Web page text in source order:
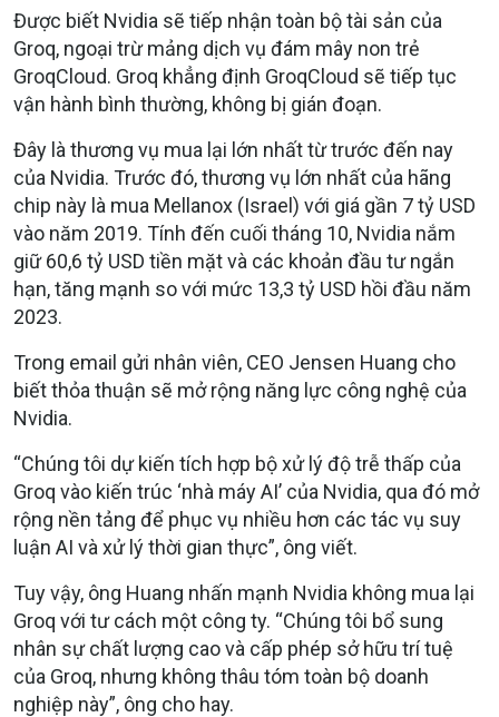
Được biết Nvidia sẽ tiếp nhận toàn bộ tài sản của
Groq, ngoại trừ mảng dịch vụ đám mây non trẻ
GroqCloud. Groq khẳng định GroqCloud sẽ tiếp tục
vận hành bình thường, không bị gián đoạn.
Đây là thương vụ mua lại lớn nhất từ trước đến nay
của Nvidia. Trước đó, thương vụ lớn nhất của hãng
chip này là mua Mellanox (Israel) với giá gần 7 tỷ USD
vào năm 2019. Tính đến cuối tháng 10, Nvidia nắm
giữ 60,6 tỷ USD tiền mặt và các khoản đầu tư ngắn
hạn, tăng mạnh so với mức 13,3 tỷ USD hồi đầu năm
2023.
Trong email gửi nhân viên, CEO Jensen Huang cho
biết thỏa thuận sẽ mở rộng năng lực công nghệ của
Nvidia.
“Chúng tôi dự kiến tích hợp bộ xử lý độ trễ thấp của
Groq vào kiến trúc ‘nhà máy AI’ của Nvidia, qua đó mở
rộng nền tảng để phục vụ nhiều hơn các tác vụ suy
luận AI và xử lý thời gian thực”, ông viết.
Tuy vậy, ông Huang nhấn mạnh Nvidia không mua lại
Groq với tư cách một công ty. “Chúng tôi bổ sung
nhân sự chất lượng cao và cấp phép sở hữu trí tuệ
của Groq, nhưng không thâu tóm toàn bộ doanh
nghiệp này”, ông cho hay.